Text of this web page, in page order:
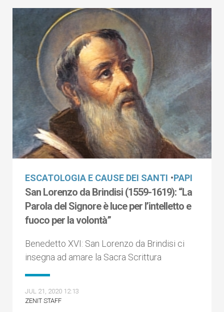
ESCATOLOGIA E CAUSE DEI SANTI •PAPI
San Lorenzo da Brindisi (1559-1619): “La
Parola del Signore è luce per l’intelletto e
fuoco per la volontà”
Benedetto XVI: San Lorenzo da Brindisi ci
insegna ad amare la Sacra Scrittura
JUL 21, 2020 12:13
ZENIT STAFF